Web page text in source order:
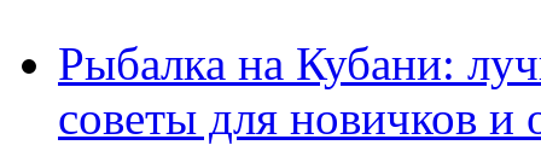
Рыбалка на Кубани:
советы для новичков